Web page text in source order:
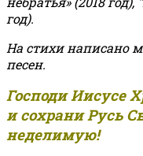
год).
На стихи написано
песен.
Господи Иисусе
и сохрани Русь
неделимую!